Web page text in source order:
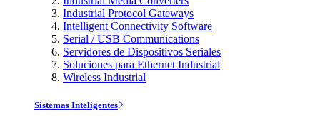
Industrial Protocol Gateways
Intelligent Connectivity Software
Serial / USB Communications
Servidores de Dispositivos Seriales
Soluciones para Ethernet Industrial
Wireless Industrial
Sistemas Inteligentes